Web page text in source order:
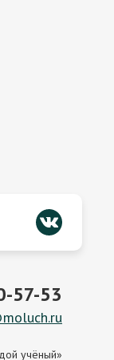
57-53
учёный»